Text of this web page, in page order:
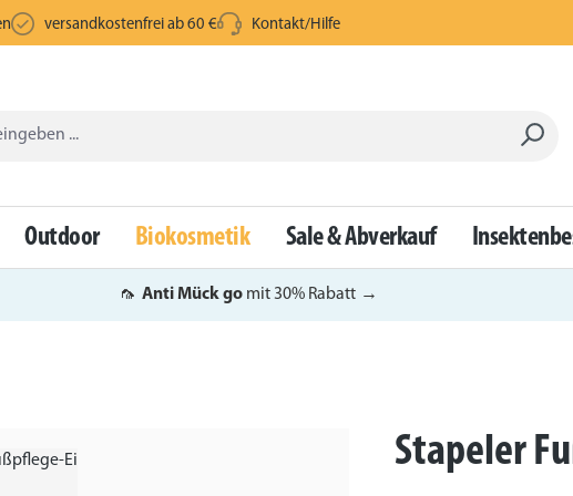
versandkostenfrei ab 60 € Kontakt/Hilfe
Outdoor Biokosmetik Sale & Abverkauf
🦟 Anti Mück gomit 30% Rabatt →
Stapeler